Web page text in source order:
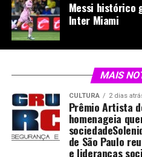
Messi histórico
Inter Miami
MAIS
CULTURA 2 dias
Prêmio Artista
homenageia
de São Paulo
e lideranças